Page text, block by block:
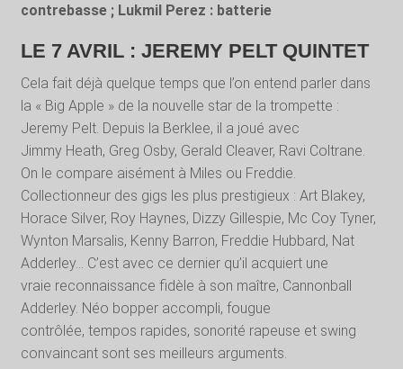
contrebasse ; Lukmil Perez : batterie
LE 7 AVRIL : JEREMY PELT QUINTET
Cela fait déjà quelque temps que l’on entend parler dans
la « Big Apple » de la nouvelle star de la trompette :
Jeremy Pelt. Depuis la Berklee, il a joué avec
Jimmy Heath, Greg Osby, Gerald Cleaver, Ravi Coltrane.
On le compare aisément à Miles ou Freddie.
Collectionneur des gigs les plus prestigieux : Art Blakey,
Horace Silver, Roy Haynes, Dizzy Gillespie, Mc Coy Tyner,
Wynton Marsalis, Kenny Barron, Freddie Hubbard, Nat
Adderley… C’est avec ce dernier qu’il acquiert une
vraie reconnaissance fidèle à son maître, Cannonball
Adderley. Néo bopper accompli, fougue
contrôlée, tempos rapides, sonorité rapeuse et swing
convaincant sont ses meilleurs arguments.